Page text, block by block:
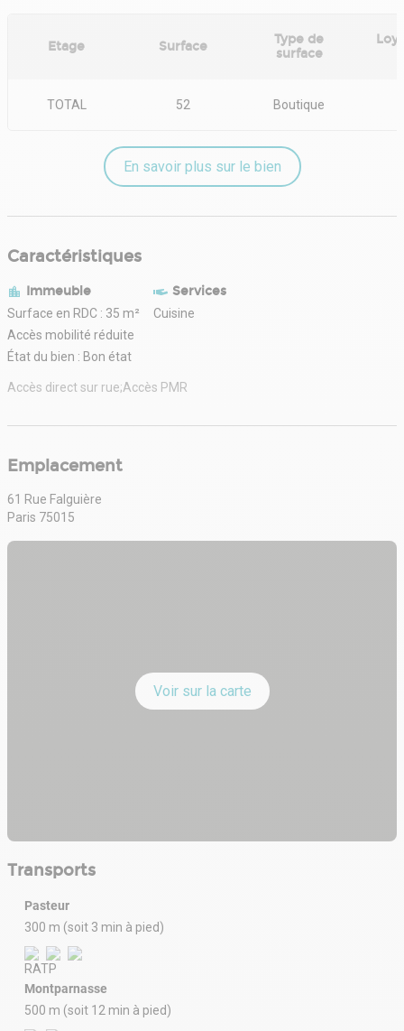
Etage Surface
Type de
surface
TOTAL 52 Boutique
En savoir plus sur le bien
Caractéristiques
Immeuble
Surface en RDC : 35 m²
Accès mobilité réduite
État du bien : Bon état
Services
Cuisine
Accès direct sur rue;Accès PMR
Emplacement
61 Rue Falguière
Paris 75015
Voir sur la carte
Transports
Pasteur
300 m (soit 3 min à pied)
Montparnasse
500 m (soit 12 min à pied)